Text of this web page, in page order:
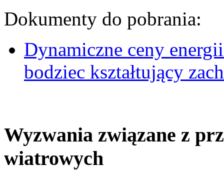
Dokumenty do pobrania:
Dynamiczne ceny
bodziec kształtujący
Wyzwania związane z
wiatrowych